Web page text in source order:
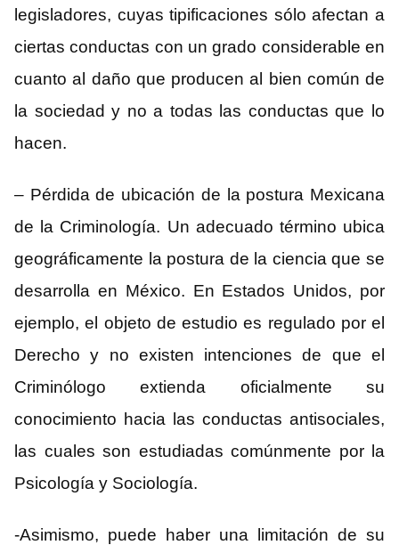
legisladores, cuyas tipificaciones sólo afectan a
ciertas conductas con un grado considerable en
cuanto al daño que producen al bien común de
la sociedad y no a todas las conductas que lo
hacen.
– Pérdida de ubicación de la postura Mexicana
de la Criminología. Un adecuado término ubica
geográficamente la postura de la ciencia que se
desarrolla en México. En Estados Unidos, por
ejemplo, el objeto de estudio es regulado por el
Derecho y no existen intenciones de que el
Criminólogo extienda oficialmente su
conocimiento hacia las conductas antisociales,
las cuales son estudiadas comúnmente por la
Psicología y Sociología.
-Asimismo, puede haber una limitación de su